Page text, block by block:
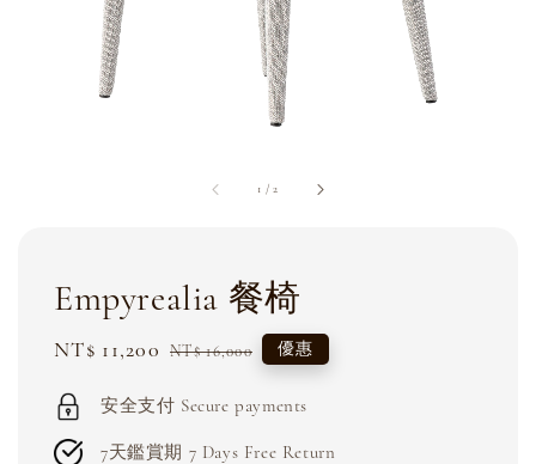
1 /2
Empyrealia 餐椅
Sale
NT$ 11,200 Regular
NT$ 16,000 優惠
安全支付 Secure payments
7天鑑賞期 7 Days Free Return